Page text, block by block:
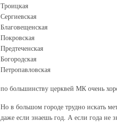
Троицкая
Сергиевская
Благовещенская
Покровская
Предтеченская
Богородская
Петропавловская
по большинству церквей МК очень
Но в большом городе трудно искать
даже если знаешь год. А если года не